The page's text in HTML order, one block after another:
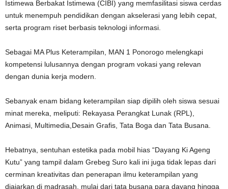
Istimewa Berbakat Istimewa (CIBI) yang memfasilitasi siswa cerdas
untuk menempuh pendidikan dengan akselerasi yang lebih cepat,
serta program riset berbasis teknologi informasi.
Sebagai MA Plus Keterampilan, MAN 1 Ponorogo melengkapi
kompetensi lulusannya dengan program vokasi yang relevan
dengan dunia kerja modern.
Sebanyak enam bidang keterampilan siap dipilih oleh siswa sesuai
minat mereka, meliputi: Rekayasa Perangkat Lunak (RPL),
Animasi, Multimedia,Desain Grafis, Tata Boga dan Tata Busana.
Hebatnya, sentuhan estetika pada mobil hias “Dayang Ki Ageng
Kutu” yang tampil dalam Grebeg Suro kali ini juga tidak lepas dari
cerminan kreativitas dan penerapan ilmu keterampilan yang
diajarkan di madrasah, mulai dari tata busana para dayang hingga